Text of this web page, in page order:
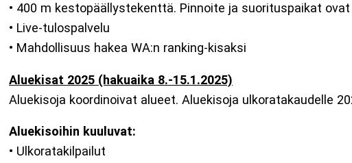
• 400 m kestopäällystekenttä. Pinnoite ja suorituspaikat
• Live-tulospalvelu
• Mahdollisuus hakea WA:n ranking-kisaksi
Aluekisat 2025 (hakuaika 8.-15.1.2025)
Aluekisoja koordinoivat alueet. Aluekisoja ulkoratakaudelle
Aluekisoihin kuuluvat:
• Ulkoratakilpailut